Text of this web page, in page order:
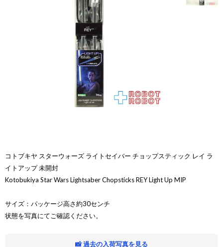
コトブキヤ スターウォーズ ライトセイバー チョップスティック レイ ラ
イトアップ 未開封
Kotobukiya Star Wars Lightsaber Chopsticks REY Light Up MIP
サイズ：パッケージ高さ約30センチ
状態を写真にてご確認ください。
📸 過去の入荷写真を見る